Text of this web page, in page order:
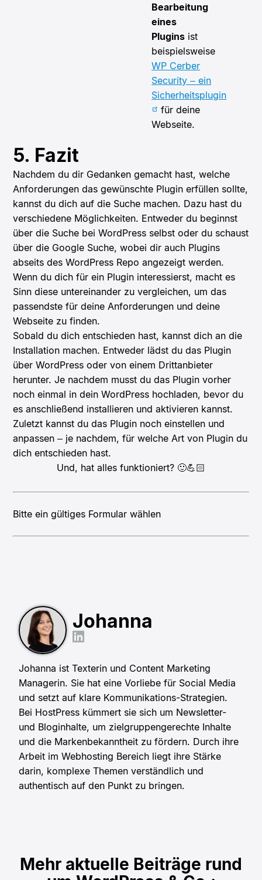
Bearbeitung
eines
Plugins ist
beispielsweise
WP Cerber
Security – ein
Sicherheitsplugin
für deine
Webseite.
5. Fazit
Nachdem du dir Gedanken gemacht hast, welche
Anforderungen das gewünschte Plugin erfüllen sollte,
kannst du dich auf die Suche machen. Dazu hast du
verschiedene Möglichkeiten. Entweder du beginnst
über die Suche bei WordPress selbst oder du schaust
über die Google Suche, wobei dir auch Plugins
abseits des WordPress Repo angezeigt werden.
Wenn du dich für ein Plugin interessierst, macht es
Sinn diese untereinander zu vergleichen, um das
passendste für deine Anforderungen und deine
Webseite zu finden.
Sobald du dich entschieden hast, kannst dich an die
Installation machen. Entweder lädst du das Plugin
über WordPress oder von einem Drittanbieter
herunter. Je nachdem musst du das Plugin vorher
noch einmal in dein WordPress hochladen, bevor du
es anschließend installieren und aktivieren kannst.
Zuletzt kannst du das Plugin noch einstellen und
anpassen – je nachdem, für welche Art von Plugin du
dich entschieden hast.
Und, hat alles funktioniert? 🙂💪🏻
Bitte ein gültiges Formular wählen
Johanna
Johanna ist Texterin und Content Marketing
Managerin. Sie hat eine Vorliebe für Social Media
und setzt auf klare Kommunikations-Strategien.
Bei HostPress kümmert sie sich um Newsletter-
und Bloginhalte, um zielgruppengerechte Inhalte
und die Markenbekanntheit zu fördern. Durch ihre
Arbeit im Webhosting Bereich liegt ihre Stärke
darin, komplexe Themen verständlich und
authentisch auf den Punkt zu bringen.
Mehr aktuelle Beiträge rund